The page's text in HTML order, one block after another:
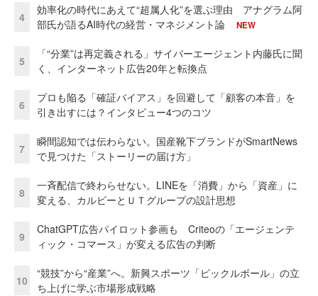
4
効率化の時代にあえて“超属人化”を選ぶ理由 アナグラム阿
部氏が語るAI時代の経営・マネジメント論
NEW
5
「“分業”は再定義される」サイバーエージェント内藤氏に聞
く、インターネット広告20年と転換点
6
プロも陥る「確証バイアス」を回避して「顧客の本音」を
引き出すには？インタビュー4つのコツ
7
瞬間認知では伝わらない。国産靴下ブランドがSmartNews
で見つけた「ストーリーの届け方」
8
一斉配信で終わらせない。LINEを「消費」から「資産」に
変える、カルビーとＵＴグループの設計思想
9
ChatGPT広告パイロット参画も Criteoの「エージェンテ
ィック・コマース」が変える広告の判断
10
“競技”から“産業”へ。新興スポーツ「ピックルボール」の立
ち上げに学ぶ市場形成戦略